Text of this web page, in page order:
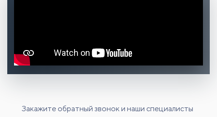
Закажите обратный звонок и наши специалисты